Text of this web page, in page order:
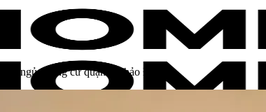
ngủ chung cư quận 2 Thảo Điền